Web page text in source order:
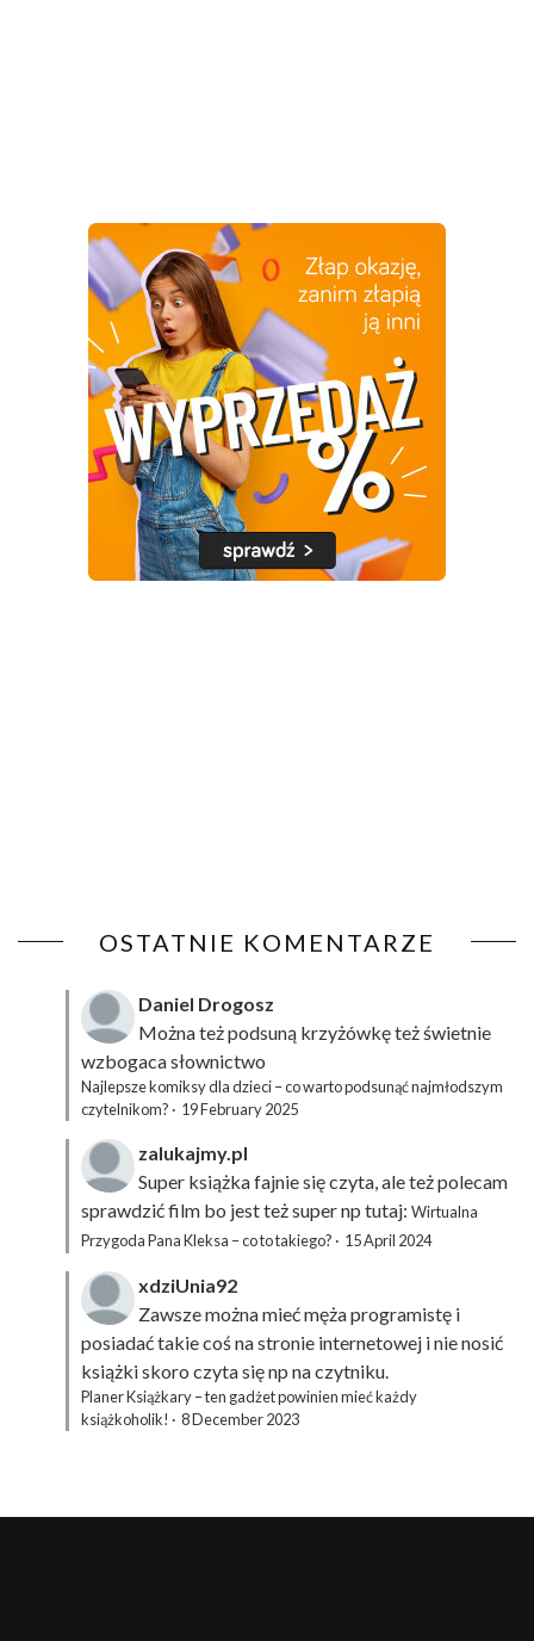
OSTATNIE KOMENTARZE
Daniel Drogosz
Można też podsuną krzyżówkęteż świetnie
wzbogaca słownictwo
Najlepsze komiksy dla dzieci – co warto podsunąć najmłodszym
czytelnikom? · 19 February 2025
zalukajmy.pl
Super książka fajnie się czyta, ale też polecam
sprawdzić film bo jest też super np tutaj: Wirtualna
Przygoda Pana Kleksa – co to takiego? · 15 April 2024
xdziUnia92
Zawsze można mieć męża programistę i
posiadać takie coś na stronie internetowej i nie nosić
książki skoro czyta się np na czytniku.
Planer Książkary – ten gadżet powinien mieć każdy
książkoholik! · 8 December 2023